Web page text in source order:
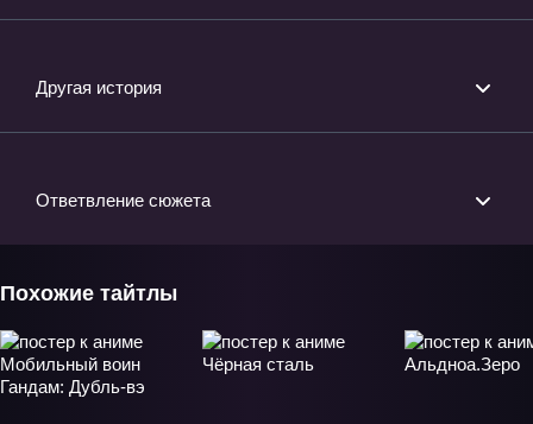
Другая история
Ответвление сюжета
Похожие тайтлы